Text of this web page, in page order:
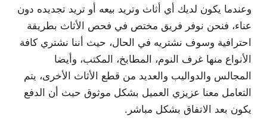
وعندما يكون لديك أي أثاث وتريد بيعه أو تريد تجديده دون
عناء، فنحن نوفر فريق مختص في فحص الأثاث بطريقة
احترافية وسوف نشتريه في الحال، حيث أننا نشتري كافة
الأنواع منها غرف النوم، المطابخ، المكتب، وأيضا
المجالس والدواليب والعديد من قطع الأثاث الأخرى، يتم
التعامل معنا عزيزي العميل بشكل موثوق حيث أن الدفع
يكون بعد الاتفاق بشكل مباشر.